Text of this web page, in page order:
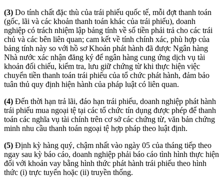
(3) Do tính chất đặc thù của trái phiếu quốc tế, mỗi đợt thanh toán
(gốc, lãi và các khoản thanh toán khác của trái phiếu), doanh
nghiệp có trách nhiệm lập bảng tính về số tiền phải trả cho các trái
chủ và các bên liên quan; cam kết về tính chính xác, phù hợp của
bảng tính này so với hồ sơ Khoản phát hành đã được Ngân hàng
Nhà nước xác nhận đăng ký để ngân hàng cung ứng dịch vụ tài
khoản đối chiếu, kiểm tra, lưu giữ chứng từ khi thực hiện việc
chuyển tiền thanh toán trái phiếu của tổ chức phát hành, đảm bảo
tuân thủ quy định hiện hành của pháp luật có liên quan.
(4) Đến thời hạn trả lãi, đáo hạn trái phiếu, doanh nghiệp phát hành
trái phiếu mua ngoại tệ tại các tổ chức tín dụng được phép để thanh
toán các nghĩa vụ tài chính trên cơ sở các chứng từ, văn bản chứng
minh nhu cầu thanh toán ngoại tệ hợp pháp theo luật định.
(5) Định kỳ hàng quý, chậm nhất vào ngày 05 của tháng tiếp theo
ngay sau kỳ báo cáo, doanh nghiệp phải báo cáo tình hình thực hiện
đối với khoản vay bằng hình thức phát hành trái phiếu theo hình
thức (i) trực tuyến hoặc (ii) truyền thống.